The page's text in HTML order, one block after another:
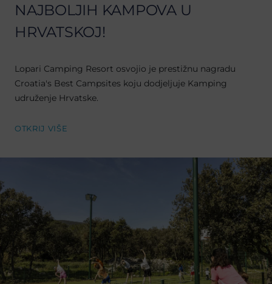
NAJBOLJIH KAMPOVA U
HRVATSKOJ!
Lopari Camping Resort osvojio je prestižnu nagradu
Croatia's Best Campsites koju dodjeljuje Kamping
udruženje Hrvatske.
OTKRIJ VIŠE